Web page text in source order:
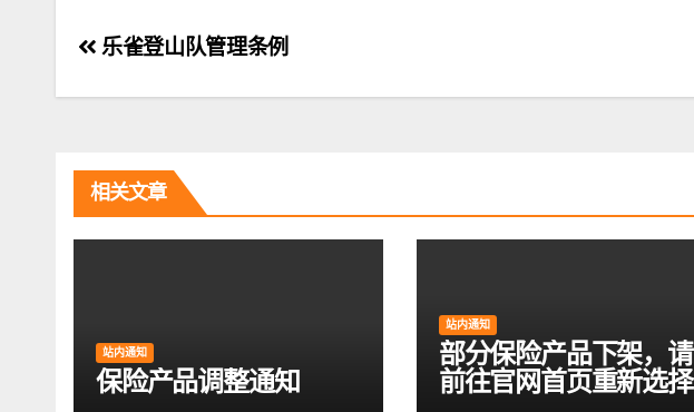
文
章
航
乐雀登山队管理条例
相关文章
站内通知
保险产品调整通知
站内通知
部分保险产品下架，请
前往官网首页重新选择